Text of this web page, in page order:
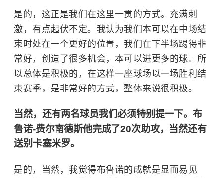
是的，这正是我们在这里一贯的方式。充满刺
激，有点起伏不定。我认为我们本可以在中场结
束时处在一个更好的位置，我们在下半场踢得非
常好，创造了很多机会，本可以进更多的球。所
以总体是积极的，在这样一座球场以一场胜利结
束赛季，是非常好的方式，整体来说很积极。
当然，还有两名球员我们必须特别提一下。布
鲁诺-费尔南德斯他完成了20次助攻，当然还有
送别卡塞米罗。
是的，当然，我觉得布鲁诺的成就是显而易见